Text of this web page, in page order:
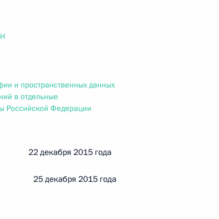
«О присяжных заседателях федеральных судов общей
закона «О государственной регистрации
и пространственных данных
в отдельные
Российской Федерации
22 декабря 2015 года
декабря 2015 года